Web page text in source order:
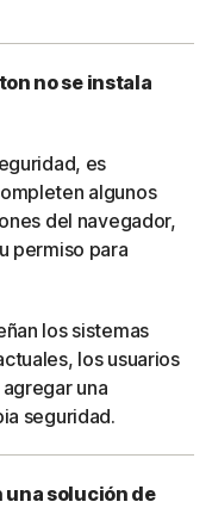
no se instala
es
algunos
del navegador,
permiso para
los sistemas
los usuarios
una
seguridad.
una solución de